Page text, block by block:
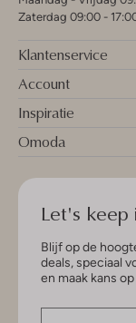
Zaterdag 09:00 -
Klantenservice
Account
Inspiratie
Omoda
Let's
Blijf op de
deals, speciaal
en maak kans